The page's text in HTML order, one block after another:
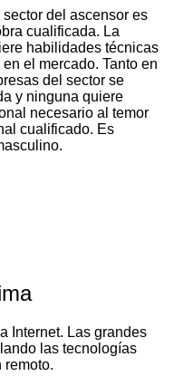
del ascensor es
cualificada. La
habilidades técnicas
el mercado. Tanto en
del sector se
y ninguna quiere
necesario al temor
cualificado. Es
Internet. Las grandes
las tecnologías
remoto.